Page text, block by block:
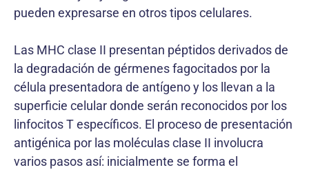
pueden expresarse en otros tipos celulares.
Las MHC clase II presentan péptidos derivados de
la degradación de gérmenes fagocitados por la
célula presentadora de antígeno y los llevan a la
superficie celular donde serán reconocidos por los
linfocitos T específicos. El proceso de presentación
antigénica por las moléculas clase II involucra
varios pasos así: inicialmente se forma el